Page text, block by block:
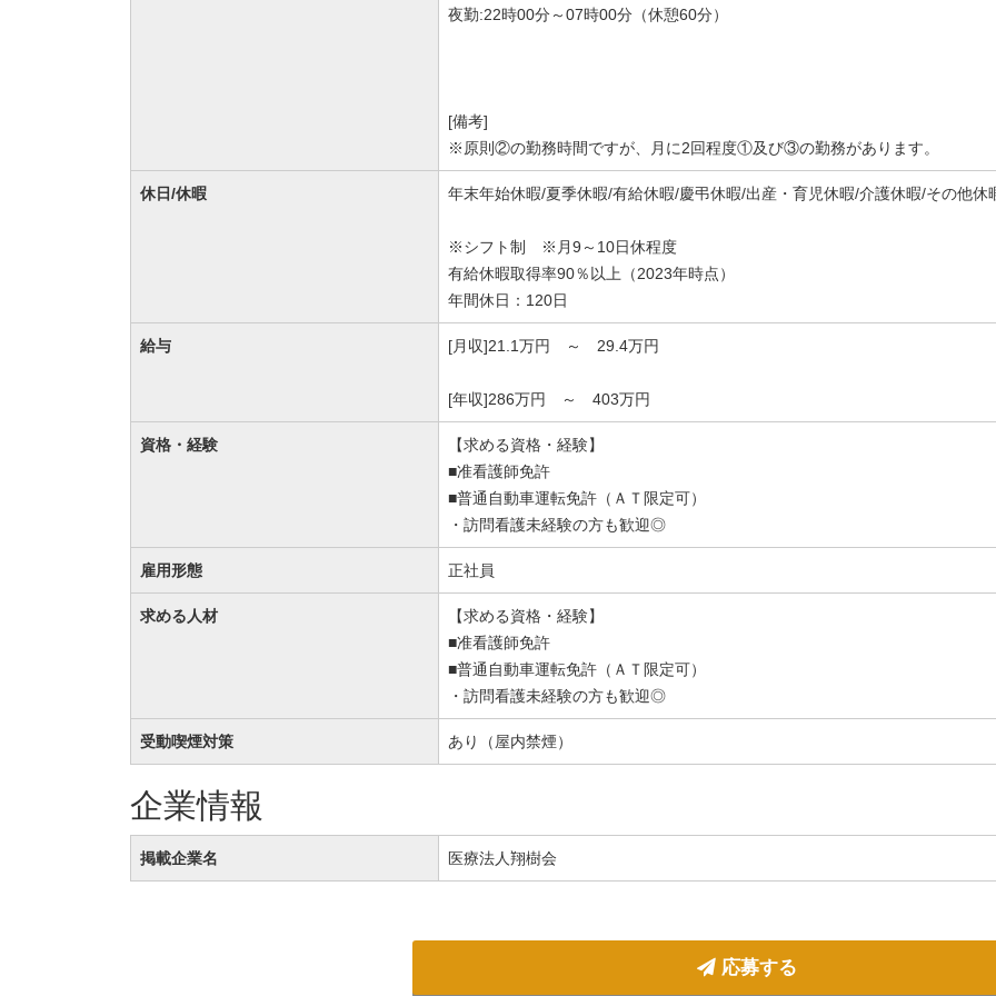
夜勤:22時00分～07時00分（休憩60分）
[備考]
※原則②の勤務時間ですが、月に2回程度①及び③の勤務があります。
休日/休暇 年末年始休暇/夏季休暇/有給休暇/慶弔休暇/出産・育児休暇/介護休暇/その他休
※シフト制 ※月9～10日休程度
有給休暇取得率90％以上（2023年時点）
年間休日：120日
給与 [月収]21.1万円 ～ 29.4万円
[年収]286万円 ～ 403万円
資格・経験
【求める資格・経験】
■准看護師免許
■普通自動車運転免許（ＡＴ限定可）
・訪問看護未経験の方も歓迎◎
雇用形態 正社員
求める人材
【求める資格・経験】
■准看護師免許
■普通自動車運転免許（ＡＴ限定可）
・訪問看護未経験の方も歓迎◎
受動喫煙対策 あり（屋内禁煙）
企業情報
掲載企業名 医療法人翔樹会
応募する